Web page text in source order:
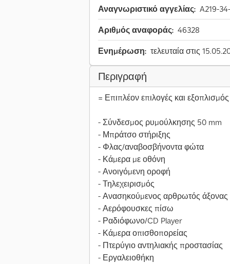
Αναγνωριστικό αγγελίας: A219-
Αριθμός αναφοράς: 46328
Ενημέρωση: τελευταία στις
Περιγραφή
= Επιπλέον επιλογές και
- Σύνδεσμος ρυμούλκησης 50 mm
- Μπράτσο στήριξης
- Φλας/αναβοσβήνοντα φώτα
- Κάμερα με οθόνη
- Ανοιγόμενη οροφή
- Τηλεχειρισμός
- Ανασηκούμενος αρθρωτός άξονας
- Αερόφουσκες πίσω
- Ραδιόφωνο/CD Player
- Κάμερα οπισθοπορείας
- Πτερύγιο αντηλιακής προστασίας
- Εργαλειοθήκη